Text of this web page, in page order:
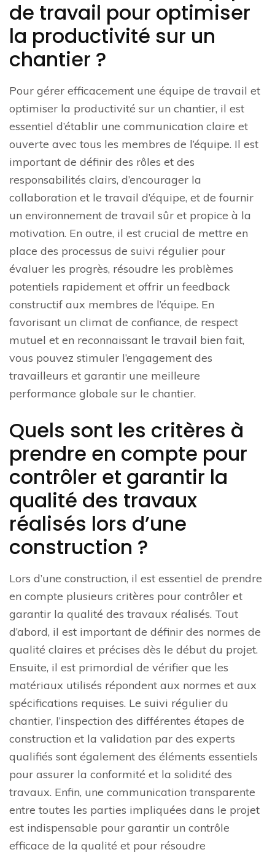
de travail pour optimiser
la productivité sur un
chantier ?
Pour gérer efficacement une équipe de travail et
optimiser la productivité sur un chantier, il est
essentiel d’établir une communication claire et
ouverte avec tous les membres de l’équipe. Il est
important de définir des rôles et des
responsabilités clairs, d’encourager la
collaboration et le travail d’équipe, et de fournir
un environnement de travail sûr et propice à la
motivation. En outre, il est crucial de mettre en
place des processus de suivi régulier pour
évaluer les progrès, résoudre les problèmes
potentiels rapidement et offrir un feedback
constructif aux membres de l’équipe. En
favorisant un climat de confiance, de respect
mutuel et en reconnaissant le travail bien fait,
vous pouvez stimuler l’engagement des
travailleurs et garantir une meilleure
performance globale sur le chantier.
Quels sont les critères à
prendre en compte pour
contrôler et garantir la
qualité des travaux
réalisés lors d’une
construction ?
Lors d’une construction, il est essentiel de prendre
en compte plusieurs critères pour contrôler et
garantir la qualité des travaux réalisés. Tout
d’abord, il est important de définir des normes de
qualité claires et précises dès le début du projet.
Ensuite, il est primordial de vérifier que les
matériaux utilisés répondent aux normes et aux
spécifications requises. Le suivi régulier du
chantier, l’inspection des différentes étapes de
construction et la validation par des experts
qualifiés sont également des éléments essentiels
pour assurer la conformité et la solidité des
travaux. Enfin, une communication transparente
entre toutes les parties impliquées dans le projet
est indispensable pour garantir un contrôle
efficace de la qualité et pour résoudre